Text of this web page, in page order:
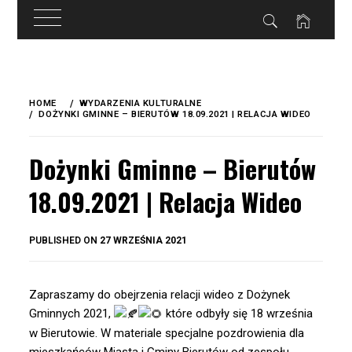
treści
content
HOME
WYDARZENIA KULTURALNE
DOŻYNKI GMINNE – BIERUTÓW 18.09.2021 | RELACJA WIDEO
Dożynki Gminne – Bierutów
18.09.2021 | Relacja Wideo
PUBLISHED ON 27 WRZEŚNIA 2021
Zapraszamy do obejrzenia relacji wideo z Dożynek
Gminnych 2021,
które odbyły się 18 września
w Bierutowie. W materiale specjalne pozdrowienia dla